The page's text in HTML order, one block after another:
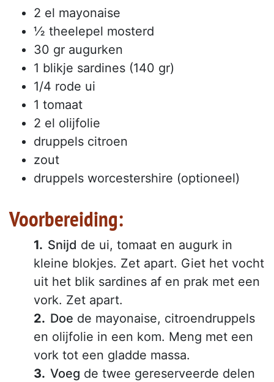
2 el mayonaise
½ theelepel mosterd
30 gr augurken
1 blikje sardines (140 gr)
1/4 rode ui
1 tomaat
2 el olijfolie
druppels citroen
zout
druppels worcestershire (optioneel)
Voorbereiding:
Snijd de ui, tomaat en augurk in
kleine blokjes. Zet apart. Giet het vocht
uit het blik sardines af en prak met een
vork. Zet apart.
Doe de mayonaise, citroendruppels
en olijfolie in een kom. Meng met een
vork tot een gladde massa.
Voeg de twee gereserveerde delen